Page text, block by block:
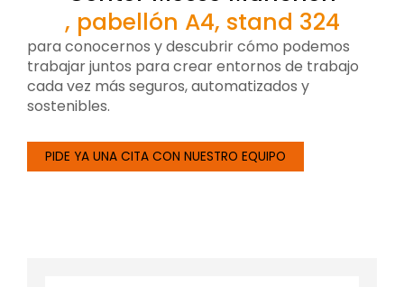
, pabellón A4, stand 324
para conocernos y descubrir cómo podemos
trabajar juntos para crear entornos de trabajo
cada vez más seguros, automatizados y
sostenibles.
PIDE YA UNA CITA CON NUESTRO EQUIPO